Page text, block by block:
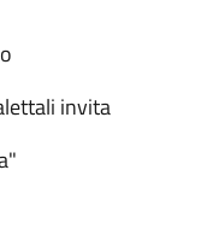
invita